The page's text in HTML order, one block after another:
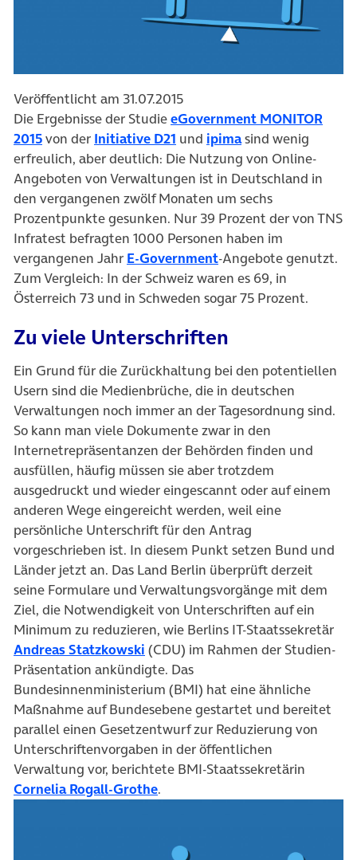
Veröffentlicht am 31.07.2015
Die Ergebnisse der StudieeGovernment MONITOR
2015von der Initiative D21 und ipimasind wenig
erfreulich, aber deutlich: Die Nutzung von Online-
Angeboten von Verwaltungen ist in Deutschland in
den vergangenen zwölf Monaten um sechs
Prozentpunkte gesunken. Nur 39 Prozent der von TNS
Infratest befragten 1000 Personen haben im
vergangenen Jahr E-Government-Angebote genutzt.
Zum Vergleich: In der Schweiz waren es 69, in
Österreich 73 und in Schweden sogar 75 Prozent.
Zu viele Unterschriften
Ein Grund für die Zurückhaltung bei den potentiellen
Usern sind die Medienbrüche, die in deutschen
Verwaltungen noch immer an der Tagesordnung sind.
So kann man viele Dokumente zwar in den
Internetrepräsentanzen der Behörden finden und
ausfüllen, häufig müssen sie aber trotzdem
ausgedruckt und wieder eingescannt oder auf einem
anderen Wege eingereicht werden, weil eine
persönliche Unterschrift für den Antrag
vorgeschrieben ist. In diesem Punkt setzen Bund und
Länder jetzt an. Das Land Berlin überprüft derzeit
seine Formulare und Verwaltungsvorgänge mit dem
Ziel, die Notwendigkeit von Unterschriften auf ein
Minimum zu reduzieren, wie Berlins IT-Staatssekretär
Andreas Statzkowski (CDU) im Rahmen der Studien-
Präsentation ankündigte. Das
Bundesinnenministerium (BMI) hat eine ähnliche
Maßnahme auf Bundesebene gestartet und bereitet
parallel einen Gesetzentwurf zur Reduzierung von
Unterschriftenvorgaben in der öffentlichen
Verwaltung vor, berichtete BMI-Staatssekretärin
Cornelia Rogall-Grothe.